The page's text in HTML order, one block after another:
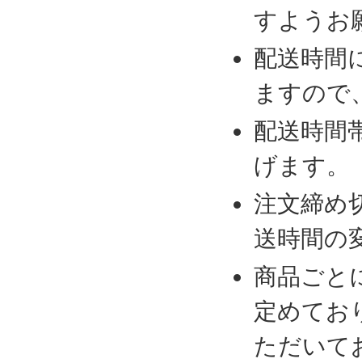
すようお
配送時間
ますので
配送時間
げます。
注文締め
送時間の
商品ごと
定めてお
ただいて